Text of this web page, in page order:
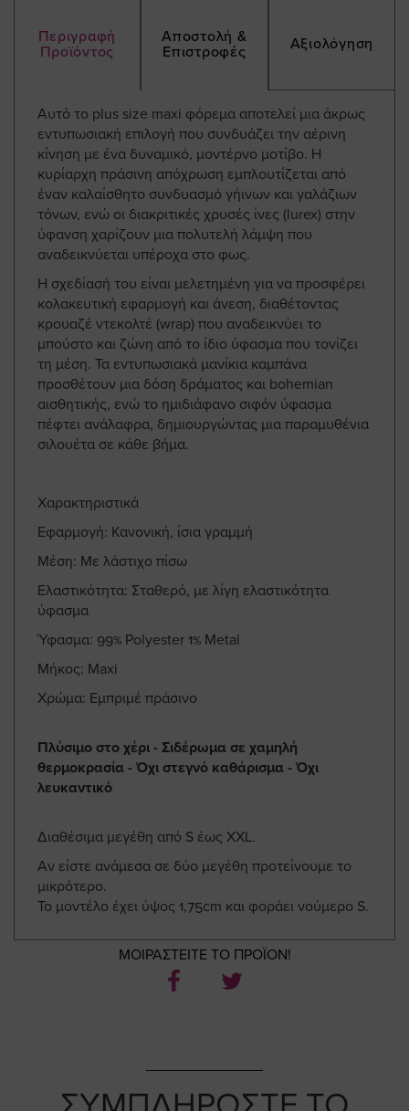
Περιγραφή
Προϊόντος
Αποστολή &
Επιστροφές
Αξιολόγηση
Αυτό το plus size maxi φόρεμα αποτελεί μια άκρως
εντυπωσιακή επιλογή που συνδυάζει την αέρινη
κίνηση με ένα δυναμικό, μοντέρνο μοτίβο. Η
κυρίαρχη πράσινη απόχρωση εμπλουτίζεται από
έναν καλαίσθητο συνδυασμό γήινων και γαλάζιων
τόνων, ενώ οι διακριτικές χρυσές ίνες (lurex) στην
ύφανση χαρίζουν μια πολυτελή λάμψη που
αναδεικνύεται υπέροχα στο φως.
Η σχεδίασή του είναι μελετημένη για να προσφέρει
κολακευτική εφαρμογή και άνεση, διαθέτοντας
κρουαζέ ντεκολτέ (wrap) που αναδεικνύει το
μπούστο και ζώνη από το ίδιο ύφασμα που τονίζει
τη μέση. Τα εντυπωσιακά μανίκια καμπάνα
προσθέτουν μια δόση δράματος και bohemian
αισθητικής, ενώ το ημιδιάφανο σιφόν ύφασμα
πέφτει ανάλαφρα, δημιουργώντας μια παραμυθένια
σιλουέτα σε κάθε βήμα.
Χαρακτηριστικά
Εφαρμογή: Κανονική, ίσια γραμμή
Μέση: Με λάστιχο πίσω
Ελαστικότητα: Σταθερό, με λίγη ελαστικότητα
ύφασμα
Ύφασμα: 99% Polyester 1% Metal
Μήκος: Maxi
Χρώμα: Εμπριμέ πράσινο
Πλύσιμο στο χέρι - Σιδέρωμα σε χαμηλή
θερμοκρασία - Όχι στεγνό καθάρισμα - Όχι
λευκαντικό
Διαθέσιμα μεγέθη από S έως XXL.
Αν είστε ανάμεσα σε δύο μεγέθη προτείνουμε το
μικρότερο.
Το μοντέλο έχει ύψος 1,75cm και φοράει νούμερο S.
ΜΟΙΡΑΣΤΕΙΤΕ ΤΟ ΠΡΟΪΟΝ!